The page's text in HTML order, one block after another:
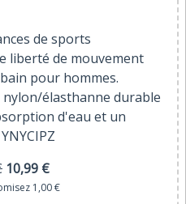
de sports
liberté de mouvement
pour hommes.
élasthanne durable
d'eau et un
10,99 €
1,00 €